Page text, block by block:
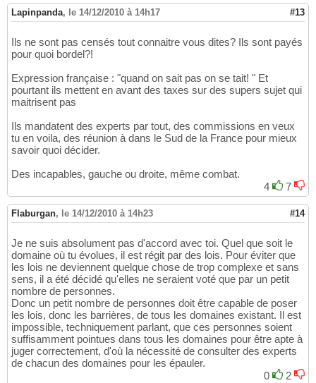
Lapinpanda, le 14/12/2010 à 14h17 #13
Ils ne sont pas censés tout connaitre vous dites? Ils sont payés
pour quoi bordel?!
Expression française : "quand on sait pas on se tait! " Et
pourtant ils mettent en avant des taxes sur des supers sujet qui
maitrisent pas
Ils mandatent des experts par tout, des commissions en veux
tu en voila, des réunion à dans le Sud de la France pour mieux
savoir quoi décider.
Des incapables, gauche ou droite, même combat.
4
7
Flaburgan, le 14/12/2010 à 14h23 #14
Je ne suis absolument pas d'accord avec toi. Quel que soit le
domaine où tu évolues, il est régit par des lois. Pour éviter que
les lois ne deviennent quelque chose de trop complexe et sans
sens, il a été décidé qu'elles ne seraient voté que par un petit
nombre de personnes.
Donc un petit nombre de personnes doit être capable de poser
les lois, donc les barrières, de tous les domaines existant. Il est
impossible, techniquement parlant, que ces personnes soient
suffisamment pointues dans tous les domaines pour être apte à
juger correctement, d'où la nécessité de consulter des experts
de chacun des domaines pour les épauler.
0
2